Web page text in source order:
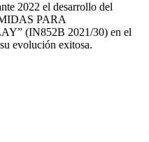
2022 el desarrollo del
PARA
(IN852B 2021/30) en el
evolución exitosa.